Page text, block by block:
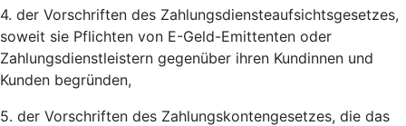
4. der Vorschriften des Zahlungsdiensteaufsichtsgesetzes,
soweit sie Pflichten von E-Geld-Emittenten oder
Zahlungsdienstleistern gegenüber ihren Kundinnen und
Kunden begründen,
5. der Vorschriften des Zahlungskontengesetzes, die das